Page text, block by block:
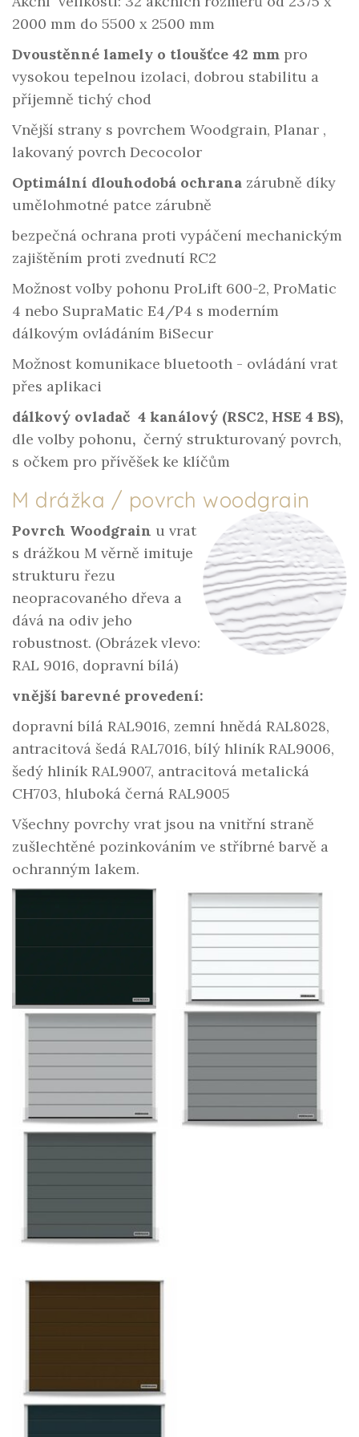
2000 mm do 5500 x 2500 mm
Dvoustěnné lamely o tloušťce 42 mm pro
vysokou tepelnou izolaci, dobrou stabilitu a
příjemně tichý chod
Vnější strany s povrchem Woodgrain, Planar ,
lakovaný povrch Decocolor
Optimální dlouhodobá ochrana zárubně díky
umělohmotné patce zárubně
bezpečná ochrana proti vypáčení mechanickým
zajištěním proti zvednutí RC2
Možnost volby pohonu ProLift 600-2, ProMatic
4 nebo SupraMatic E4/P4 s moderním
dálkovým ovládáním BiSecur
Možnost komunikace bluetooth - ovládání vrat
přes aplikaci
dálkový ovladač 4 kanálový (RSC2, HSE 4 BS),
dle volby pohonu, černý strukturovaný povrch,
s očkem pro přívěšek ke klíčům
M drážka / povrch woodgrain
Povrch Woodgrain u vrat
s drážkou M věrně imituje
strukturu řezu
neopracovaného dřeva a
dává na odiv jeho
robustnost. (Obrázek vlevo:
RAL 9016, dopravní bílá)
vnější barevné provedení:
dopravní bílá RAL9016, zemní hnědá RAL8028,
antracitová šedá RAL7016, bílý hliník RAL9006,
šedý hliník RAL9007, antracitová metalická
CH703, hluboká černá RAL9005
Všechny povrchy vrat jsou na vnitřní straně
zušlechtěné pozinkováním ve stříbrné barvě a
ochranným lakem.